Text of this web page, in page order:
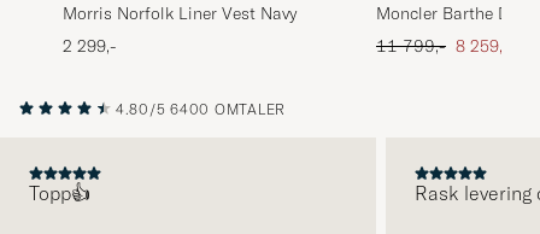
Morris Norfolk Liner Vest Navy
2 299,-
Moncler Barthe
Ordinær pris
11 799,- Nedsatt
8 259,-
4.80/5 6400 OMTALER
Topp👍 Rask